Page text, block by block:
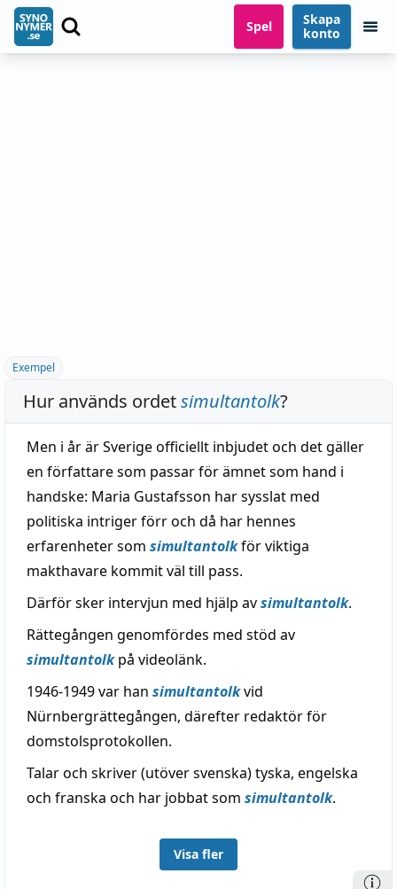
Spel
Skapa
konto
Exempel
Hur används ordetsimultantolk?
Men i år är Sverige officiellt inbjudet och det gäller
en författare som passar för ämnet som hand i
handske: Maria Gustafsson har sysslat med
politiska intriger förr och då har hennes
erfarenheter som simultantolkför viktiga
makthavare kommit väl till pass.
Därför sker intervjun med hjälp avsimultantolk.
Rättegången genomfördes med stöd av
simultantolkpå videolänk.
1946-1949 var han simultantolkvid
Nürnbergrättegången, därefter redaktör för
domstolsprotokollen.
Talar och skriver (utöver svenska) tyska, engelska
och franska och har jobbat som simultantolk.
Visa fler